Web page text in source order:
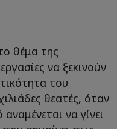
θέμα της
να ξεκινούν
του
θεατές, όταν
να γίνει